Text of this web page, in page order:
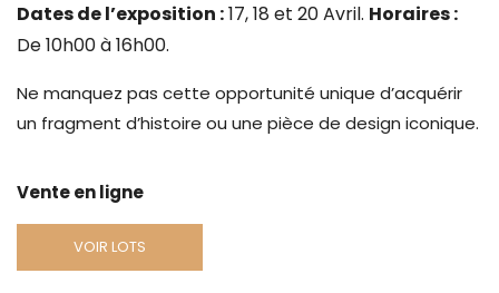
Dates de l’exposition :17, 18 et 20 Avril. Horaires :
De 10h00 à 16h00.
Ne manquez pas cette opportunité unique d’acquérir
un fragment d’histoire ou une pièce de design iconique.
Vente en ligne
VOIR LOTS